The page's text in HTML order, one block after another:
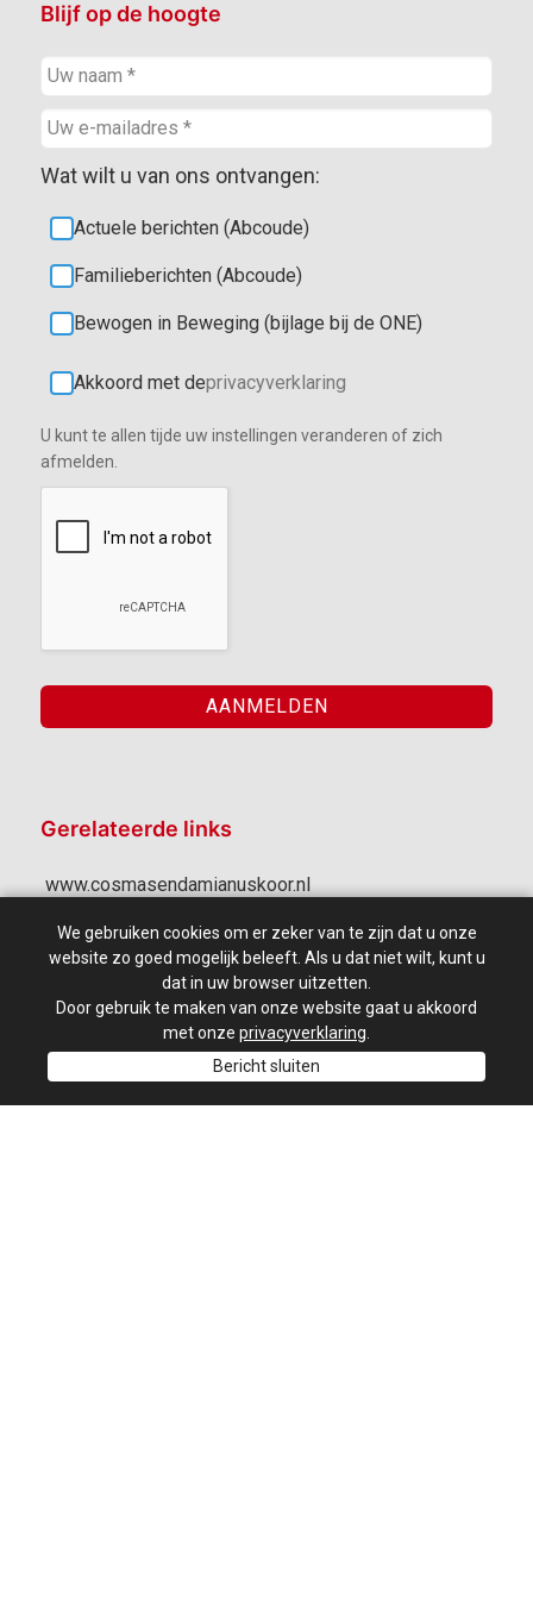
Blijf op de hoogte
Wat wilt u van ons ontvangen:
Actuele berichten (Abcoude)
Familieberichten (Abcoude)
Bewogen in Beweging (bijlage bij de ONE)
Akkoord met deprivacyverklaring
U kunt te allen tijde uw instellingen veranderen of zich
afmelden.
Gerelateerde links
www.cosmasendamianuskoor.nl
www.stephanvandewijgert.nl
www.zondagmiddagconcerten.com
We gebruiken cookies om er zeker van te zijn dat u onze
website zo goed mogelijk beleeft. Als u dat niet wilt, kunt u
dat in uw browser uitzetten.
Door gebruik te maken van onze website gaat u akkoord
met onze privacyverklaring
Bericht sluiten